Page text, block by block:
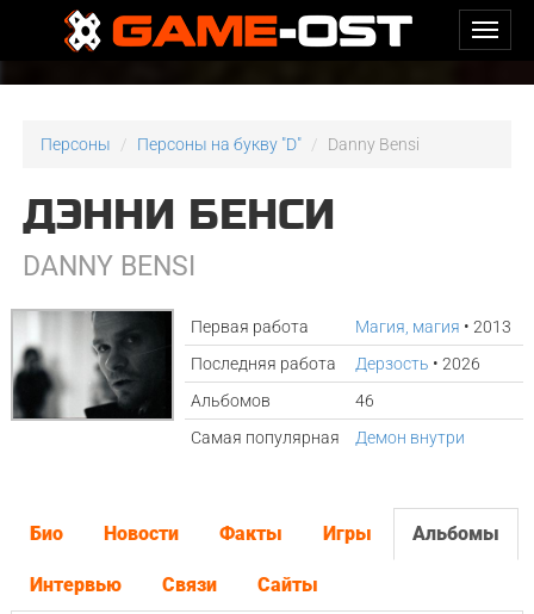
Персоны Персоны на букву "D" Danny Bensi
ДЭННИ БЕНСИ
DANNY BENSI
Первая работа Магия, магия • 2013
Последняя работа
Дерзость • 2026
Альбомов
46
Самая популярная
Демон внутри
Био Новости Факты Игры Альбомы
Интервью Связи Сайты